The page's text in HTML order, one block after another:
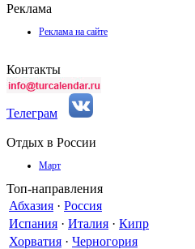
Реклама
Реклама на сайте
Контакты
Телеграм
Отдых в России
Март
Топ-направления
Абхазия · Россия
Испания · Италия · Кипр
Хорватия · Черногория